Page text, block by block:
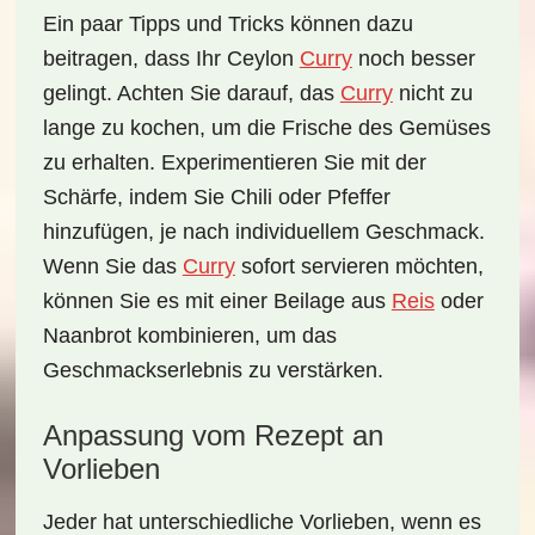
Ein paar Tipps und Trickskönnen dazu
beitragen, dass Ihr Ceylon Currynoch besser
gelingt. Achten Sie darauf, das Currynicht zu
lange zu kochen, um die Frische des Gemüses
zu erhalten. Experimentieren Sie mit der
Schärfe, indem Sie Chili oder Pfeffer
hinzufügen, je nach individuellem Geschmack.
Wenn Sie das Currysofort servieren möchten,
können Sie es mit einer Beilage aus Reisoder
Naanbrot kombinieren, um das
Geschmackserlebnis zu verstärken.
Anpassung vom Rezept an
Vorlieben
Jeder hat unterschiedliche Vorlieben, wenn es